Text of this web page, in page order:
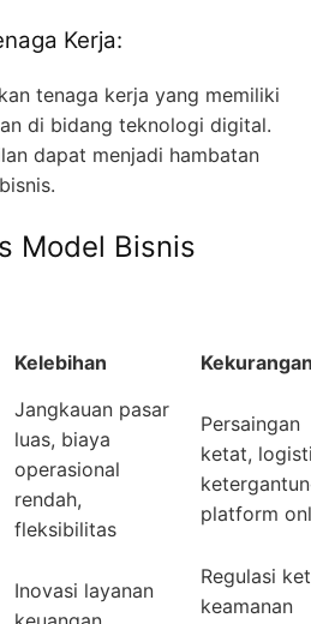
Kerja:
tenaga kerja yang memiliki
di bidang teknologi digital.
dapat menjadi hambatan
Model Bisnis
Kelebihan
Jangkauan pasar
luas, biaya
operasional
rendah,
fleksibilitas
Persaingan
ketat,
platform
Inovasi layanan
Regulasi
keamanan